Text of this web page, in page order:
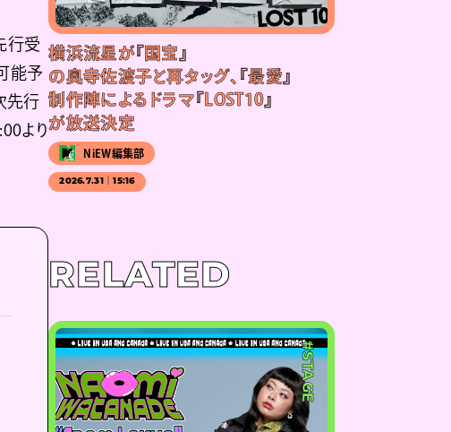
行受
能予
先行
より
横浜流星が『国宝』
の奥寺佐渡子と再タッグ、『最愛』
制作陣によるドラマ『LOST10』
が放送決定
NiEW編集部
2026.7.31｜15:16
RELATED
#STAGE